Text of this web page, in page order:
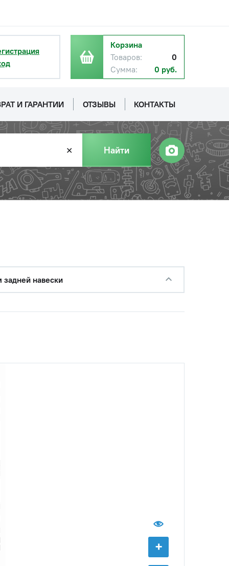
Корзина
Товаров:
0
Сумма:
0 руб.
И ГАРАНТИИ ОТЗЫВЫ КОНТАКТЫ
✕ Найти
навески
+
− + Купить
НДС
− + Купить
− + Купить
НДС
НДС